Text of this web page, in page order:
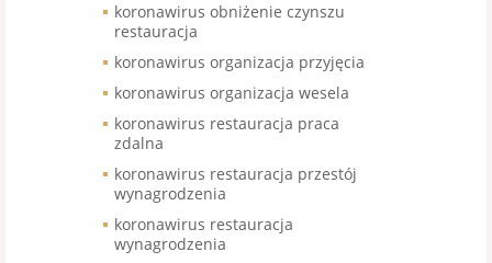
koronawirus obniżenie czynszu
restauracja
koronawirus organizacja przyjęcia
koronawirus organizacja wesela
koronawirus restauracja praca
zdalna
koronawirus restauracja przestój
wynagrodzenia
koronawirus restauracja
wynagrodzenia